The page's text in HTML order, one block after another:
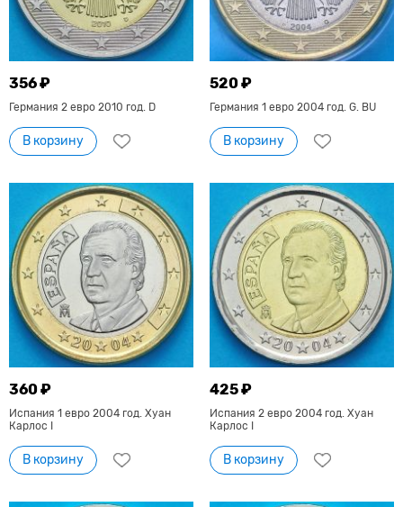
356 ₽
Германия 2 евро 2010 год. D
В корзину
520 ₽
Германия 1 евро 2004 год. G. BU
В корзину
360 ₽
Испания 1 евро 2004 год. Хуан
Карлос I
В корзину
425 ₽
Испания 2 евро 2004 год. Хуан
Карлос I
В корзину